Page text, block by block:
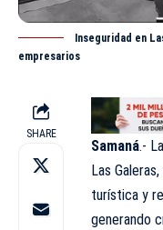
Inseguridad en
empresarios
SHARE
Samaná.-
Las
turística y
generando